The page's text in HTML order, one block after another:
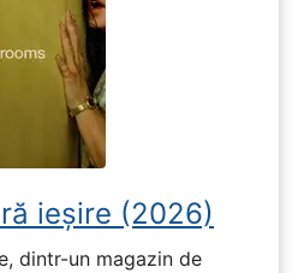
ieșire (2026)
dintr-un magazin de